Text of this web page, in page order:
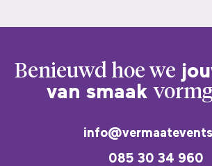
Benieuwd hoe we
van smaak
085 30 34 960